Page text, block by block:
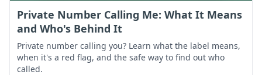
Private Number Calling Me: What It Means
and Who's Behind It
Private number calling you? Learn what the label means,
when it's a red flag, and the safe way to find out who
called.